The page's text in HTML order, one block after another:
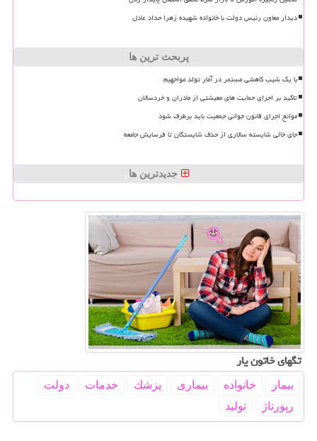
دیدار معاون رئیس دولت با خانواده شهیده زهرا حداد عادل
پربحث ترین ها
با یک شیب کاهشی مستمر در آمار تولد مواجهیم
تاکید بر اجرای حمایت های معیشتی از مادران و خردسالان
موانع اجرای قانون جوانی جمعیت باید برطرف شود
جای خالی شایسته سالاری از حذف شایستگان تا فرسایش جامعه
جدیدترین ها
تگهای خاتون یار
بیمار خانواده بیماری پزشك خدمات
دولت
رپورتاژ
تولید